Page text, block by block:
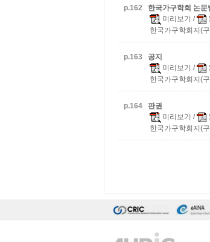
p.162
한국가구학회 논문
미리보기 /
한국가구학회지(
p.163
공지
미리보기 /
한국가구학회지(
p.164
판권
미리보기 /
한국가구학회지(